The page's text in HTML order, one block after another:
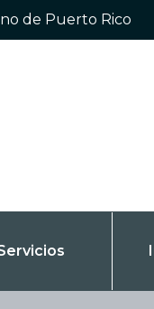
de Puerto Rico